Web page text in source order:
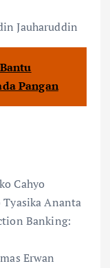
Jauharuddin
Pangan
Cahyo
Tyasika Ananta
Banking:
Erwan